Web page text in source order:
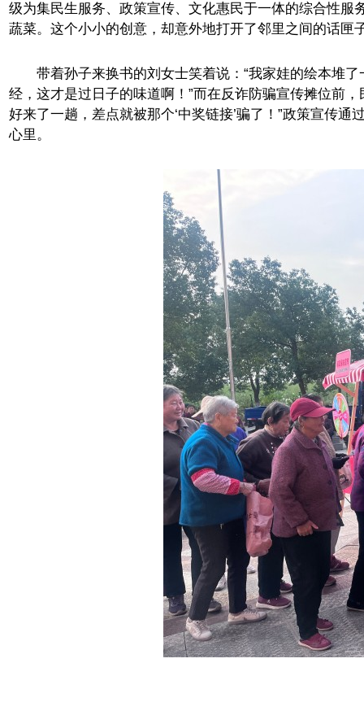
级为集民生服务、政策宣传、文化惠民于一体的综合性服
蔬菜。这个小小的创意，却意外地打开了邻里之间的话匣
带着孙子来换书的刘女士笑着说：“我家娃的绘本堆了
经，这才是过日子的味道啊！”而在反诈防骗宣传摊位前
好来了一趟，差点就被那个‘中奖链接’骗了！”政策宣传
心里。